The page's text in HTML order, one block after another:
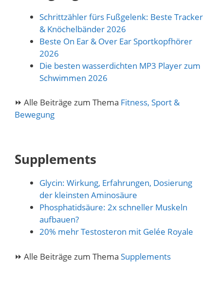
Schrittzähler fürs Fußgelenk: Beste Tracker
& Knöchelbänder 2026
Beste On Ear & Over Ear Sportkopfhörer
2026
Die besten wasserdichten MP3 Player zum
Schwimmen 2026
⏩ Alle Beiträge zum Thema Fitness, Sport &
Bewegung
Supplements
Glycin: Wirkung, Erfahrungen, Dosierung
der kleinsten Aminosäure
Phosphatidsäure: 2x schneller Muskeln
aufbauen?
20% mehr Testosteron mit Gelée Royale
⏩ Alle Beiträge zum Thema Supplements